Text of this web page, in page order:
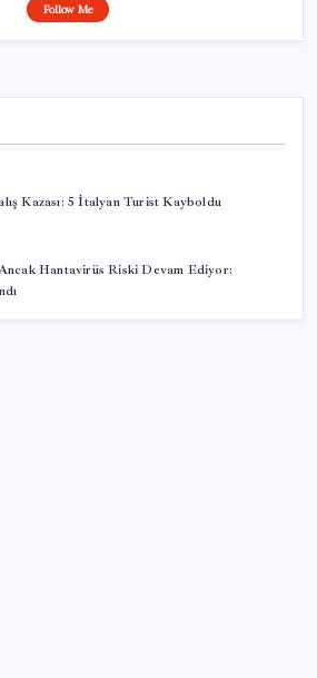
Follow Me
Kazası: 5 İtalyan Turist Kayboldu
Hantavirüs Riski Devam Ediyor: